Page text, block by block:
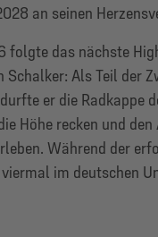
an seinen
folgte das nächste
Schalker: Als Teil der
er die Radkappe
Höhe recken und
Während der
im deutschen